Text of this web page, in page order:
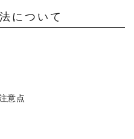
について
意点